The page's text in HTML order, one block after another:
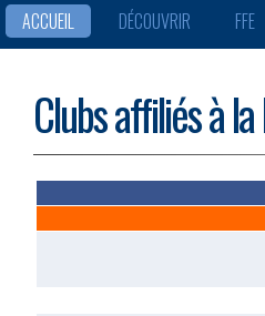
ACCUEIL DÉCOUVRIR FFE
Clubs affiliés à